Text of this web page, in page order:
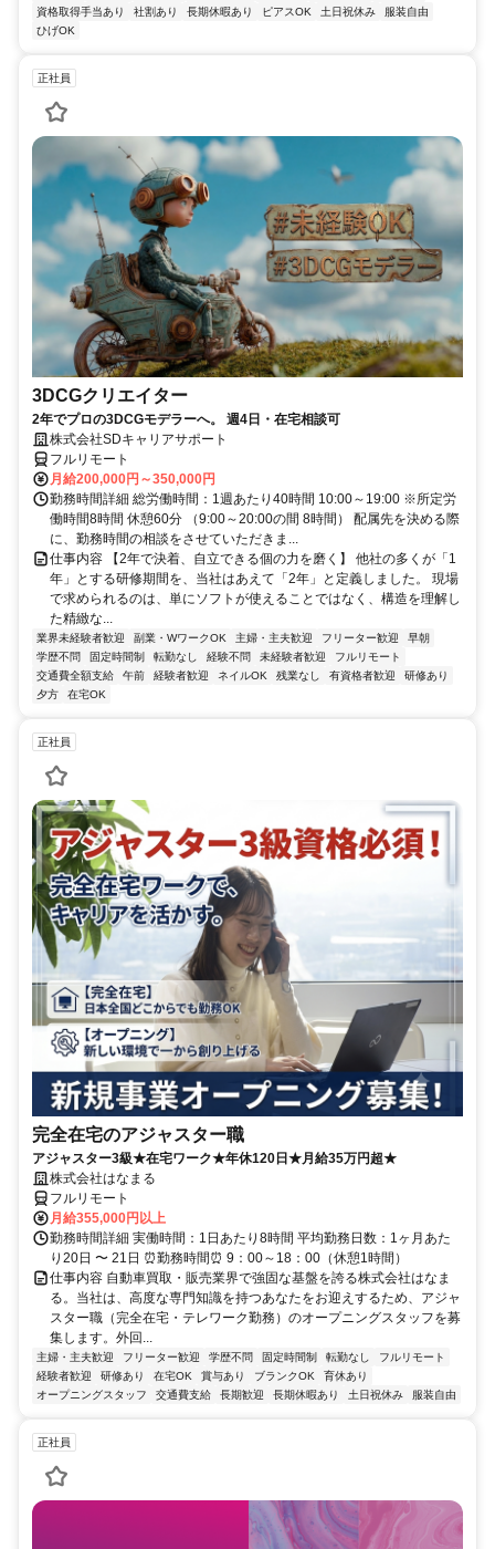
資格取得手当あり
社割あり 長期休暇あり ピアスOK 土日祝休み
服装自由
ひげOK
正社員
3DCGクリエイター
2年でプロの3DCGモデラーへ。 週4日・在宅相談可
株式会社SDキャリアサポート
フルリモート
月給200,000円～350,000円
勤務時間詳細 総労働時間：1週あたり40時間 10:00～19:00 ※所定労
働時間8時間 休憩60分 （9:00～20:00の間 8時間） 配属先を決める際
に、勤務時間の相談をさせていただきま...
仕事内容 【2年で決着、自立できる個の力を磨く】 他社の多くが「1
年」とする研修期間を、当社はあえて「2年」と定義しました。 現場
で求められるのは、単にソフトが使えることではなく、構造を理解し
た精緻な...
業界未経験者歓迎 副業・WワークOK 主婦・主夫歓迎 フリーター歓迎
早朝
学歴不問
固定時間制 転勤なし 経験不問 未経験者歓迎
フルリモート
交通費全額支給
午前 経験者歓迎 ネイルOK 残業なし 有資格者歓迎
研修あり
夕方
在宅OK
正社員
完全在宅のアジャスター職
アジャスター3級★在宅ワーク★年休120日★月給35万円超★
株式会社はなまる
フルリモート
月給355,000円以上
勤務時間詳細 実働時間：1日あたり8時間 平均勤務日数：1ヶ月あた
り20日 〜 21日 ⏰勤務時間⏰ 9：00～18：00（休憩1時間）
仕事内容 自動車買取・販売業界で強固な基盤を誇る株式会社はなま
る。当社は、高度な専門知識を持つあなたをお迎えするため、アジャ
スター職（完全在宅・テレワーク勤務）のオープニングスタッフを募
集します。外回...
主婦・主夫歓迎 フリーター歓迎 学歴不問 固定時間制 転勤なし
フルリモート
経験者歓迎
研修あり 在宅OK 賞与あり ブランクOK
育休あり
オープニングスタッフ
交通費支給 長期歓迎 長期休暇あり 土日祝休み 服装自由
正社員